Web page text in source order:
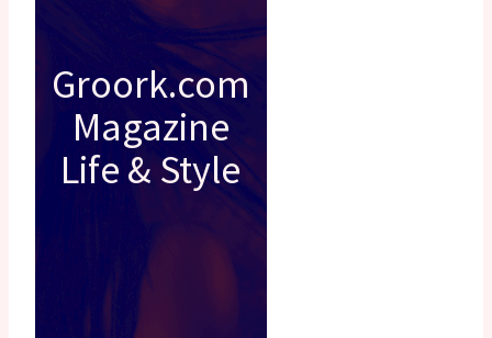
Groork.com
Magazine
Life & Style